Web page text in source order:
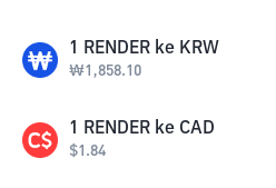
1 RENDER ke KRW
₩1,858.10
1 RENDER ke CAD
$1.84